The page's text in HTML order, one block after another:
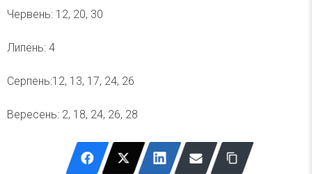
Червень: 12, 20, 30
Липень: 4
Серпень:12, 13, 17, 24, 26
Вересень: 2, 18, 24, 26, 28